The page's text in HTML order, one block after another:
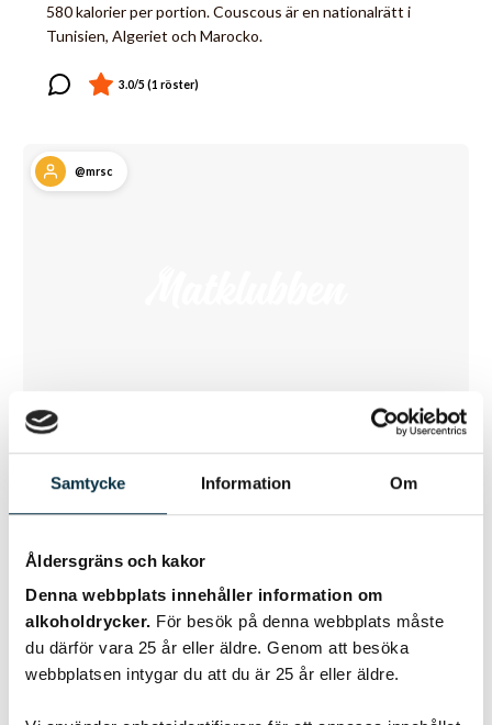
Samtycke Information Om
Åldersgräns och kakor
Denna webbplats innehåller information om
alkoholdrycker. För besök på denna webbplats måste
du därför vara 25 år eller äldre. Genom att besöka
webbplatsen intygar du att du är 25 år eller äldre.
580 kalorier per portion. Couscous är en nationalrätt i
Tunisien, Algeriet och Marocko.
@mrsc
Korv och potatiscurry
@lilloo